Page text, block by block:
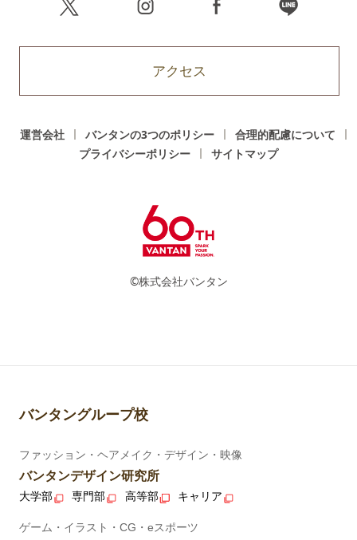
アクセス
運営会社 バンタンの3つのポリシー
合理的配慮について
プライバシーポリシー
サイトマップ
©株式会社バンタン
バンタングループ校
ファッション・ヘアメイク・デザイン・映像
バンタンデザイン研究所
大学部 専門部 高等部 キャリア
ゲーム・イラスト・CG・eスポーツ